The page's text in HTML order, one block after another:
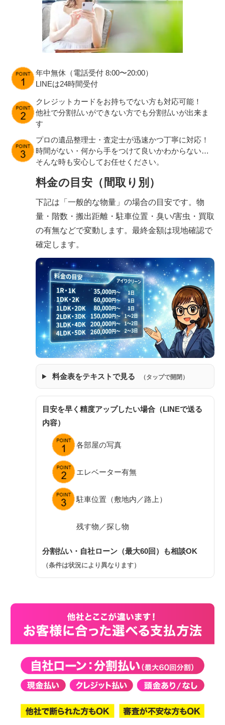
年中無休（電話受付 8:00〜20:00）
LINEは24時間受付
クレジットカードをお持ちでない方も対応可能！
他社で分割払いができない方でも分割払いが出来ま
す
プロの遺品整理士・査定士が迅速かつ丁寧に対応！
時間がない・何から手をつけて良いかわからない…
そんな時も安心してお任せください。
料金の目安（間取り別）
下記は「一般的な物量」の場合の目安です。物
量・階数・搬出距離・駐車位置・臭い/害虫・買取
の有無などで変動します。最終金額は現地確認で
確定します。
料金表をテキストで見る （タップで開閉）
目安を早く精度アップしたい場合（LINEで送る
内容）
各部屋の写真
エレベーター有無
駐車位置（敷地内／路上）
残す物／探し物
分割払い・自社ローン（最大60回）も相談OK
（条件は状況により異なります）